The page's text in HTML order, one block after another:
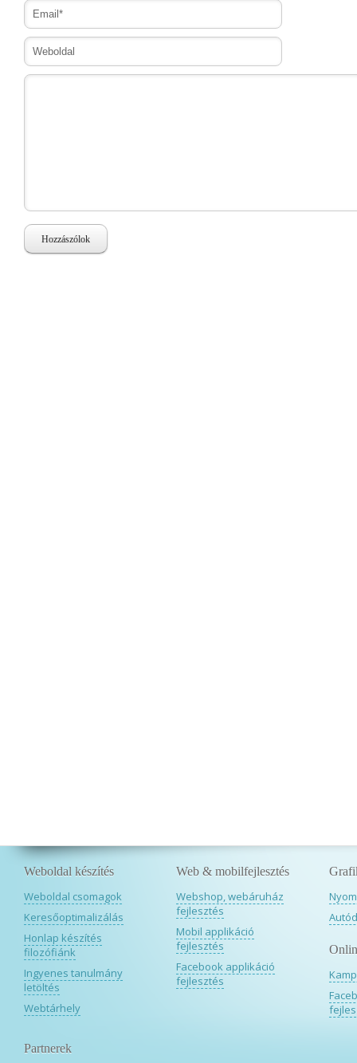
Hozzászólok
Weboldal készítés
Weboldal csomagok
Keresőoptimalizálás
Honlap készítés
filozófiánk
Ingyenes tanulmány
letöltés
Webtárhely
Web & mobilfejlesztés
Webshop, webáruház
fejlesztés
Mobil applikáció
fejlesztés
Facebook applikáció
fejlesztés
Partnerek